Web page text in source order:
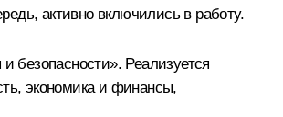
активно включились в работу.
безопасности». Реализуется
экономика и финансы,